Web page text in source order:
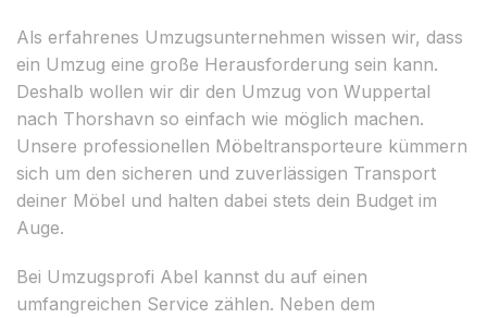
Als erfahrenes Umzugsunternehmen wissen wir, dass
ein Umzug eine große Herausforderung sein kann.
Deshalb wollen wir dir den Umzug von Wuppertal
nach Thorshavn so einfach wie möglich machen.
Unsere professionellen Möbeltransporteure kümmern
sich um den sicheren und zuverlässigen Transport
deiner Möbel und halten dabei stets dein Budget im
Auge.
Bei Umzugsprofi Abel kannst du auf einen
umfangreichen Service zählen. Neben dem